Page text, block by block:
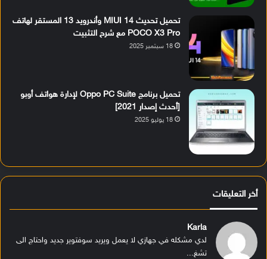
تحميل تحديث MIUI 14 وأندرويد 13 المستقر لهاتف
POCO X3 Pro مع شرح التثبيت
18 سبتمبر 2025
تحميل برنامج Oppo PC Suite لإدارة هواتف أوبو
[أحدث إصدار 2021]
18 يوليو 2025
أخر التعليقات
Karla
لدي مشكله في جهازي لا يعمل ويريد سوفتوير جديد واحتاج الى
تشغ...